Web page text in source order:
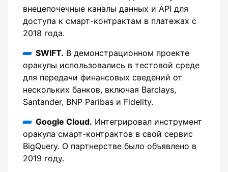
внецепочечные каналы данных и API для
доступа к смарт-контрактам в платежах с
2018 года.
SWIFT. В демонстрационном проекте
оракулы использовались в тестовой среде
для передачи финансовых сведений от
нескольких банков, включая Barclays,
Santander, BNP Paribas и Fidelity.
Google Cloud. Интегрировал инструмент
оракула смарт-контрактов в свой сервис
BigQuery. О партнерстве было объявлено в
2019 году.